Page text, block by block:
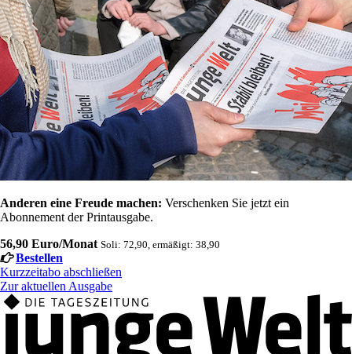
Anderen eine Freude machen: Verschenken Sie jetzt ein
Abonnement der Printausgabe.
56,90 Euro/Monat Soli: 72,90, ermäßigt: 38,90
Bestellen
Kurzzeitabo abschließen
Zur aktuellen Ausgabe